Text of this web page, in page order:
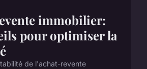
immobilier:
pour optimiser la
de l'achat-revente